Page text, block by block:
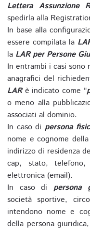
Lettera Assunzione
spedirla alla
In base alla
essere compilata la
la LAR per Persone
In entrambi i casi
anagrafici del
LARè indicato come "
o meno alla
associati al dominio.
In caso di persona
nome e cognome
indirizzo di residenza
cap, stato,
elettronica (email).
In caso di persona
società sportive,
intendono nome e
della persona